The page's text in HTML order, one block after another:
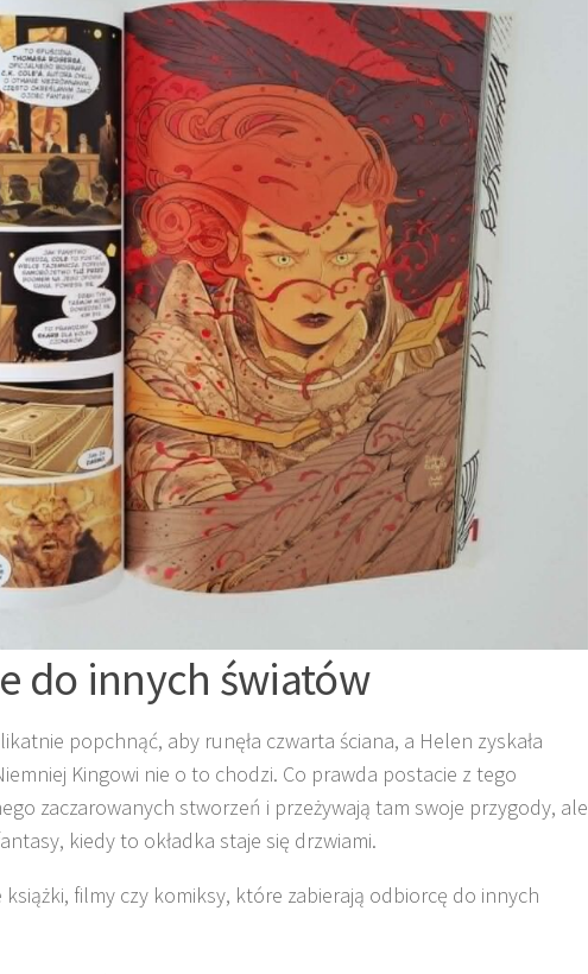
do innych światów
popchnąć, aby runęła czwarta ściana, a Helen zyskała
Kingowi nie o to chodzi. Co prawda postacie z tego
zaczarowanych stworzeń i przeżywają tam swoje przygody, ale
kiedy to okładka staje się drzwiami.
książki, filmy czy komiksy, które zabierają odbiorcę do innych